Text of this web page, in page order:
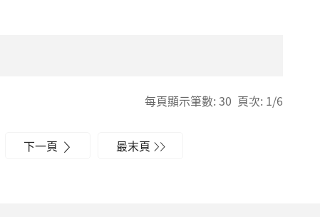
每頁顯示筆數: 30 頁次: 1/6
下一頁 最末頁